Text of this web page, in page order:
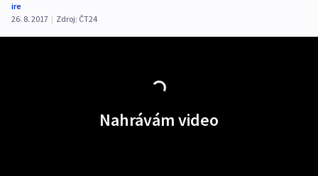
ire
26. 8. 2017 | Zdroj: ČT24
Nahrávám video